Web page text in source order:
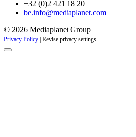
+32 (0)2 421 18 20
be.info@mediaplanet.com
© 2026 Mediaplanet Group
Privacy Policy Revise privacy settings